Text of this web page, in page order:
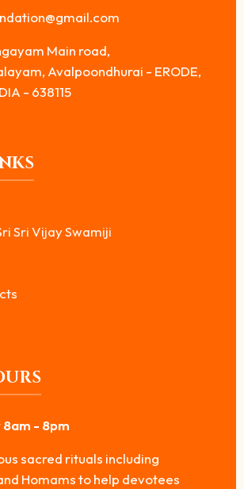
Main road,
Avalpoondhurai - ERODE,
- 638115
Sri Vijay Swamiji
- 8pm
sacred rituals including
Homams to help devotees